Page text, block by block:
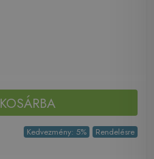
KOSÁRBA
Kedvezmény: 5% Rendelésre